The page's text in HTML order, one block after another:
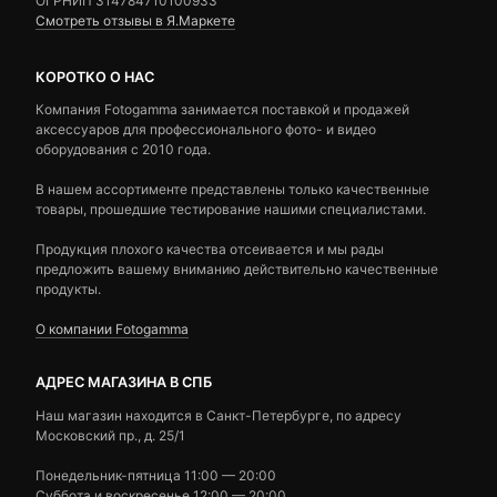
Смотреть отзывы в Я.Маркете
КОРОТКО О НАС
Компания Fotogamma занимается поставкой и продажей
аксессуаров для профессионального фото- и видео
оборудования с 2010 года.
В нашем ассортименте представлены только качественные
товары, прошедшие тестирование нашими специалистами.
Продукция плохого качества отсеивается и мы рады
предложить вашему вниманию действительно качественные
продукты.
О компании Fotogamma
АДРЕС МАГАЗИНА В СПБ
Наш магазин находится в Санкт-Петербурге, по адресу
Московский пр., д. 25/1
Понедельник-пятница 11:00 — 20:00